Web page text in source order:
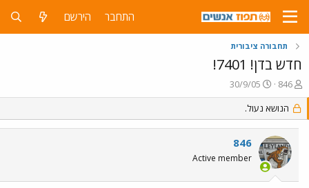
התחבר הירשם
תחבורה ציבורית
חדש בדן! 7401!
פ
ו
ת
ח
נ
ו
א
846
פ
ו
ר
ס
ב
ת
א
ר
30/9/05
הנושא נעול.
846
Active member